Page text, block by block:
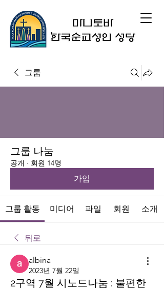
그룹
그룹 나눔
공개 · 회원 14명
가입
그룹 활동 미디어 파일 회원 소개
뒤로
albina
2023년 7월 22일
2구역 7월 시노드나눔 : 불편한